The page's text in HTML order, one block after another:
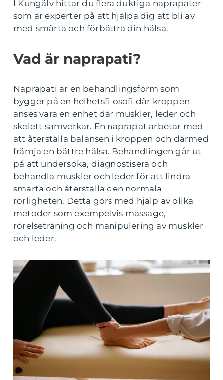
I Kungälv hittar du flera duktiga naprapater
som är experter på att hjälpa dig att bli av
med smärta och förbättra din hälsa.
Vad är naprapati?
Naprapati är en behandlingsform som
bygger på en helhetsfilosofi där kroppen
anses vara en enhet där muskler, leder och
skelett samverkar. En naprapat arbetar med
att återställa balansen i kroppen och därmed
främja en bättre hälsa. Behandlingen går ut
på att undersöka, diagnostisera och
behandla muskler och leder för att lindra
smärta och återställa den normala
rörligheten. Detta görs med hjälp av olika
metoder som exempelvis massage,
rörelseträning och manipulering av muskler
och leder.